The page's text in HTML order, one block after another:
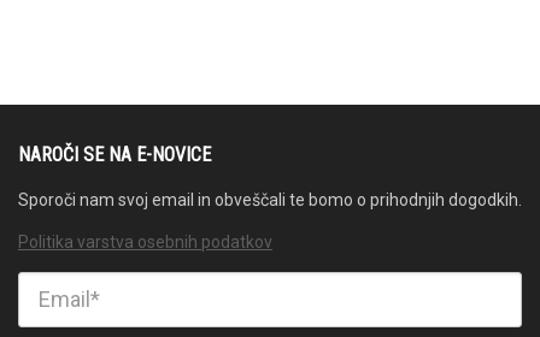
NAROČI SE NA E-NOVICE
Sporoči nam svoj email in obveščali te bomo o prihodnjih dogodkih.
Politika varstva osebnih podatkov